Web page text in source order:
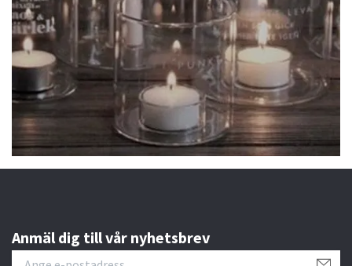
Anmäl dig till vår nyhetsbrev